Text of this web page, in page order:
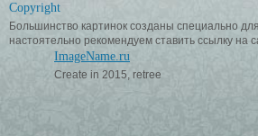
Copyright
Большинство картинок созданы специально
настоятельно рекомендуем ставить ссылку на
ImageName.ru
Create in 2015, retree